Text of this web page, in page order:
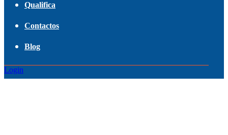
Qualifica
Contactos
Blog
Login